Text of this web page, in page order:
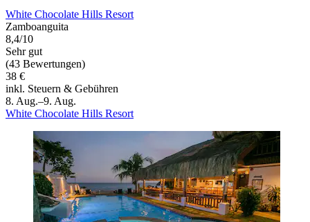
White Chocolate Hills Resort
Zamboanguita
8,4/10
Sehr gut
(43 Bewertungen)
38 €
inkl. Steuern & Gebühren
8. Aug.–9. Aug.
White Chocolate Hills Resort